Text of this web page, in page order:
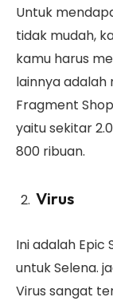
Untuk
tidak mudah,
kamu harus
lainnya adalah
Fragment
yaitu sekitar
800 ribuan.
Virus
Ini adalah Epic
untuk Selena.
Virus sangat